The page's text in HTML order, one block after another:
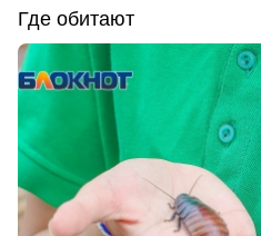
Где обитают